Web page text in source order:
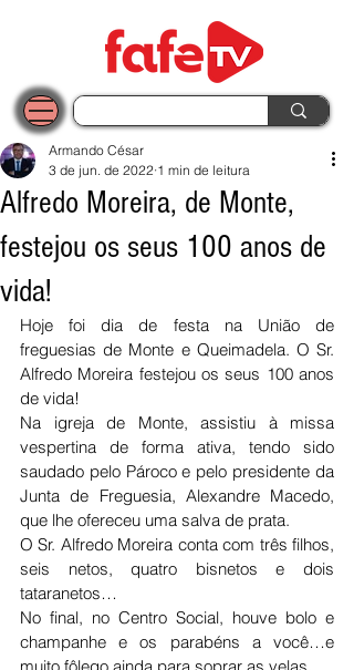
Alfredo Moreira, de Monte,
festejou os seus 100 anos de
vida!
Armando César
3 de jun. de 2022 1 min de leitura
Hoje foi dia de festa na União de
freguesias de Monte e Queimadela. O Sr.
Alfredo Moreira festejou os seus 100 anos
de vida!
Na igreja de Monte, assistiu à missa
vespertina de forma ativa, tendo sido
saudado pelo Pároco e pelo presidente da
Junta de Freguesia, Alexandre Macedo,
que lhe ofereceu uma salva de prata.
O Sr. Alfredo Moreira conta com três filhos,
seis netos, quatro bisnetos e dois
tataranetos…
No final, no Centro Social, houve bolo e
champanhe e os parabéns a você…e